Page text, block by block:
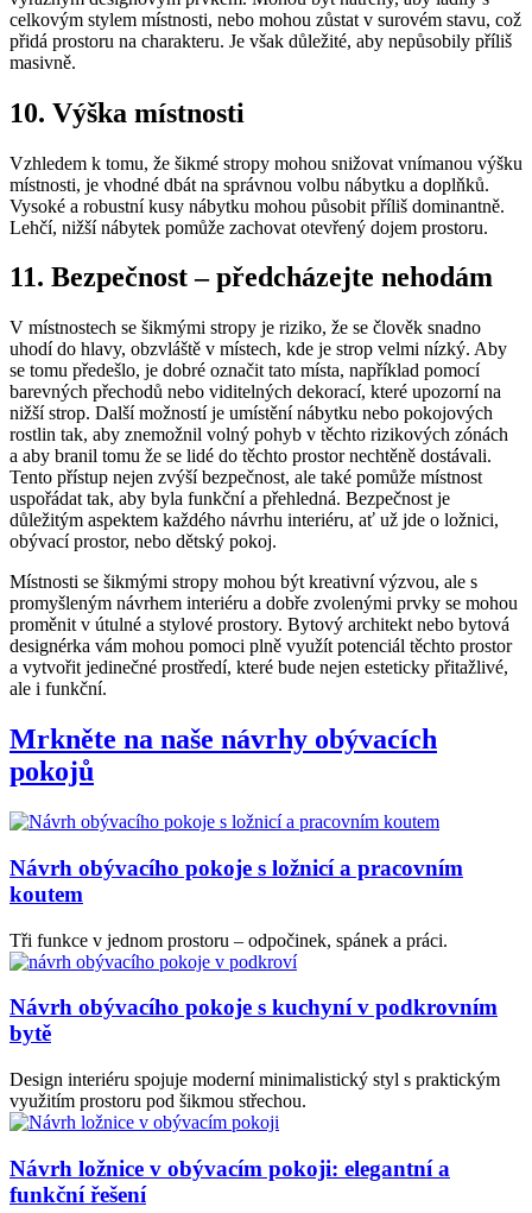
celkovým stylem místnosti, nebo mohou zůstat v surovém stavu, což
přidá prostoru na charakteru. Je však důležité, aby nepůsobily příliš
masivně.
10. Výška místnosti
Vzhledem k tomu, že šikmé stropy mohou snižovat vnímanou výšku
místnosti, je vhodné dbát na správnou volbu nábytku a doplňků.
Vysoké a robustní kusy nábytku mohou působit příliš dominantně.
Lehčí, nižší nábytek pomůže zachovat otevřený dojem prostoru.
11. Bezpečnost – předcházejte nehodám
V místnostech se šikmými stropy je riziko, že se člověk snadno
uhodí do hlavy, obzvláště v místech, kde je strop velmi nízký. Aby
se tomu předešlo, je dobré označit tato místa, například pomocí
barevných přechodů nebo viditelných dekorací, které upozorní na
nižší strop. Další možností je umístění nábytku nebo pokojových
rostlin tak, aby znemožnil volný pohyb v těchto rizikových zónách
a aby branil tomu že se lidé do těchto prostor nechtěně dostávali.
Tento přístup nejen zvýší bezpečnost, ale také pomůže místnost
uspořádat tak, aby byla funkční a přehledná. Bezpečnost je
důležitým aspektem každého návrhu interiéru, ať už jde o ložnici,
obývací prostor, nebo dětský pokoj.
Místnosti se šikmými stropy mohou být kreativní výzvou, ale s
promyšleným návrhem interiéru a dobře zvolenými prvky se mohou
proměnit v útulné a stylové prostory. Bytový architekt nebo bytová
designérka vám mohou pomoci plně využít potenciál těchto prostor
a vytvořit jedinečné prostředí, které bude nejen esteticky přitažlivé,
ale i funkční.
Mrkněte na naše návrhy obývacích
pokojů
Návrh obývacího pokoje s ložnicí a pracovním
koutem
Tři funkce v jednom prostoru – odpočinek, spánek a práci.
Návrh obývacího pokoje s kuchyní v podkrovním
bytě
Design interiéru spojuje moderní minimalistický styl s praktickým
využitím prostoru pod šikmou střechou.
Návrh ložnice v obývacím pokoji: elegantní a
funkční řešení